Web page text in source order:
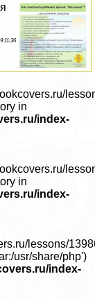
in
index-
in
index-
lessons/
usr/share/php')
index-